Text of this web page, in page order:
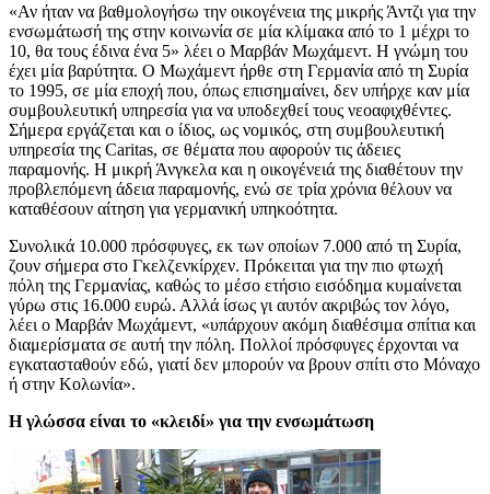
«Αν ήταν να βαθμολογήσω την οικογένεια της μικρής Άντζι για την
ενσωμάτωσή της στην κοινωνία σε μία κλίμακα από το 1 μέχρι το
10, θα τους έδινα ένα 5» λέει ο Μαρβάν Μωχάμεντ. Η γνώμη του
έχει μία βαρύτητα. Ο Μωχάμεντ ήρθε στη Γερμανία από τη Συρία
το 1995, σε μία εποχή που, όπως επισημαίνει, δεν υπήρχε καν μία
συμβουλευτική υπηρεσία για να υποδεχθεί τους νεοαφιχθέντες.
Σήμερα εργάζεται και ο ίδιος, ως νομικός, στη συμβουλευτική
υπηρεσία της Caritas, σε θέματα που αφορούν τις άδειες
παραμονής. Η μικρή Άνγκελα και η οικογένειά της διαθέτουν την
προβλεπόμενη άδεια παραμονής, ενώ σε τρία χρόνια θέλουν να
καταθέσουν αίτηση για γερμανική υπηκοότητα.
Συνολικά 10.000 πρόσφυγες, εκ των οποίων 7.000 από τη Συρία,
ζουν σήμερα στο Γκελζενκίρχεν. Πρόκειται για την πιο φτωχή
πόλη της Γερμανίας, καθώς το μέσο ετήσιο εισόδημα κυμαίνεται
γύρω στις 16.000 ευρώ. Αλλά ίσως γι αυτόν ακριβώς τον λόγο,
λέει ο Μαρβάν Μωχάμεντ, «υπάρχουν ακόμη διαθέσιμα σπίτια και
διαμερίσματα σε αυτή την πόλη. Πολλοί πρόσφυγες έρχονται να
εγκατασταθούν εδώ, γιατί δεν μπορούν να βρουν σπίτι στο Μόναχο
ή στην Κολωνία».
Η γλώσσα είναι το «κλειδί» για την ενσωμάτωση